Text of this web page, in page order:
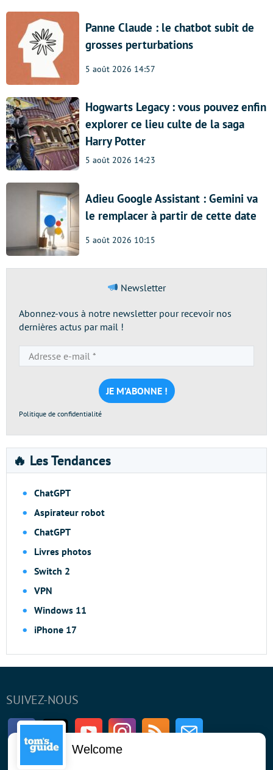
Panne Claude : le chatbot subit de
grosses perturbations
5 août 2026 14:57
Hogwarts Legacy : vous pouvez enfin
explorer ce lieu culte de la saga
Harry Potter
5 août 2026 14:23
Adieu Google Assistant : Gemini va
le remplacer à partir de cette date
5 août 2026 10:15
Newsletter
Abonnez-vous à notre newsletter pour recevoir nos
dernières actus par mail !
e-
mail
*
Politique de confidentialité
🔥 Les Tendances
ChatGPT
Aspirateur robot
ChatGPT
Livres photos
Switch 2
VPN
Windows 11
iPhone 17
SUIVEZ-NOUS
FacebookTwitter Youtube InstagramRSS Newsletter
Welcome